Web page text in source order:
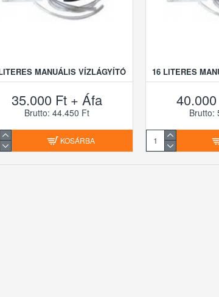
MANUÁLIS VÍZLÁGYÍTÓ
35.000 Ft + Áfa
Brutto: 44.450 Ft
KOSÁRBA
16 LITERES
Brutto: